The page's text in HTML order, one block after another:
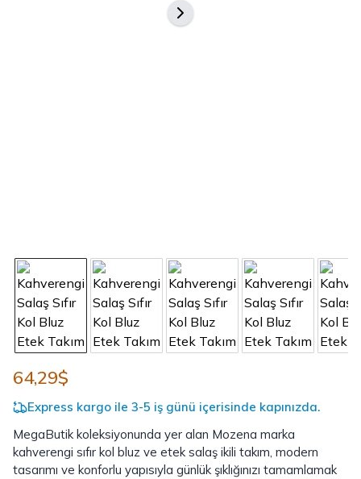
64,29$
Express kargo ile 3-5 iş günü içerisinde kapınızda.
MegaButik koleksiyonunda yer alan Mozena marka
kahverengi sıfır kol bluz ve etek salaş ikili takım, modern
tasarımı ve konforlu yapısıyla günlük şıklığınızı tamamlamak